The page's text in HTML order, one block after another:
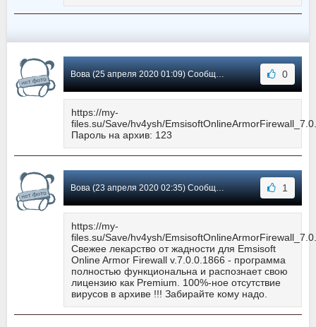
Вова (25 апреля 2020 01:09) Сообщение #96 0
https://my-
files.su/Save/hv4ysh/
Пароль на архив: 123
Вова (23 апреля 2020 02:35) Сообщение #95 1
https://my-
files.su/Save/hv4ysh/
Свежее лекарство от жадности для Emsisoft
Online Armor Firewall v.7.0.0.1866 - программа
полностью функциональна и распознает свою
лицензию как Premium. 100%-ное отсутствие
вирусов в архиве !!! Забирайте кому надо.